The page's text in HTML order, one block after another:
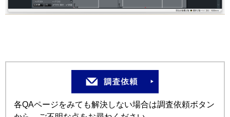
各QAページをみても解決しない場合は調査依頼ボタン